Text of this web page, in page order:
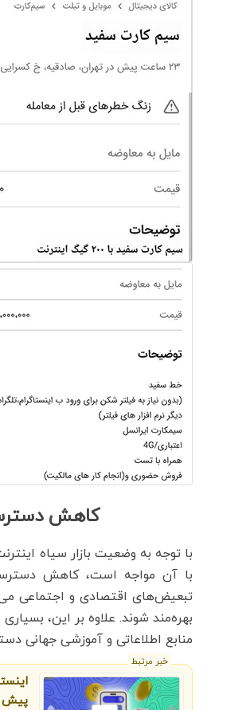
کاهش
با توجه به وضعیت بازار سیاه
با آن مواجه است، کاهش
تبعیض‌های اقتصادی و اجتماعی
بهره‌مند شوند. علاوه بر این،
منابع اطلاعاتی و آموزشی جهانی
خبر مرتبط
پیش